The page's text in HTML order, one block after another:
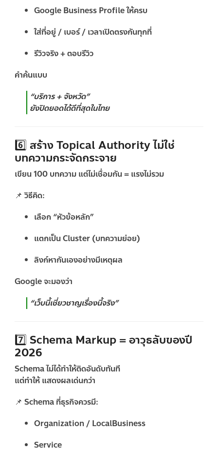
Google Business Profile ให้ครบ
ใส่ที่อยู่ / เบอร์ / เวลาเปิดตรงกันทุกที่
รีวิวจริง + ตอบรีวิว
คำค้นแบบ
“บริการ + จังหวัด”
ยังปิดยอดได้ดีที่สุดในไทย
6️⃣ สร้าง Topical Authority ไม่ใช่
บทความกระจัดกระจาย
เขียน 100 บทความ แต่ไม่เชื่อมกัน = แรงไม่รวม
📌 วิธีคิด:
เลือก “หัวข้อหลัก”
แตกเป็น Cluster (บทความย่อย)
ลิงก์หากันเองอย่างมีเหตุผล
Google จะมองว่า
“เว็บนี้เชี่ยวชาญเรื่องนี้จริง”
7️⃣ Schema Markup = อาวุธลับของปี
2026
Schema ไม่ได้ทำให้ติดอันดับทันที
แต่ทำให้แสดงผลเด่นกว่า
📌 Schema ที่ธุรกิจควรมี:
Organization / LocalBusiness
Service